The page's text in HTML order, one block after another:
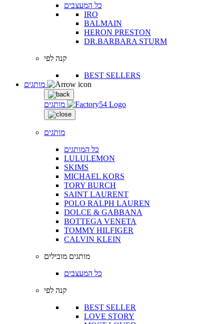
כל המעצבים
IRO
BALMAIN
HERON PRESTON
DR.BARBARA STURM
קנה לפי
BEST SELLERS
מותגים
מותגים
כל המותגים
LULULEMON
SKIMS
MICHAEL KORS
TORY BURCH
SAINT LAURENT
POLO RALPH LAUREN
DOLCE & GABBANA
BOTTEGA VENETA
TOMMY HILFIGER
CALVIN KLEIN
מותגים מובילים
כל המעצבים
קנה לפי
BEST SELLER
LOVE STORY